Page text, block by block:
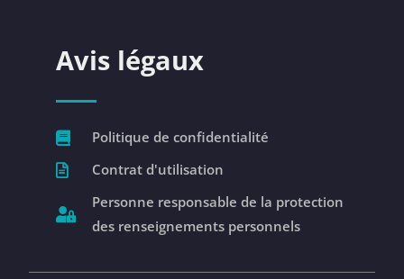
Avis légaux
Politique de confidentialité
Contrat d'utilisation
Personne responsable de la protection
des renseignements personnels